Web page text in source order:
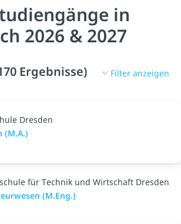
in
2026 & 2027
Ergebnisse) Filter anzeigen
Dresden
(M.A.)
für Technik und Wirtschaft Dresden
(M.Eng.)